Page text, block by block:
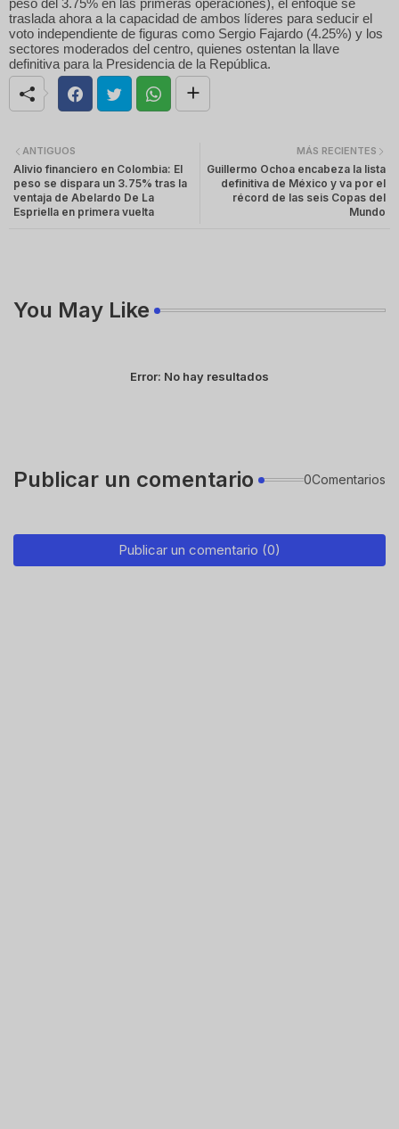
peso del 3.75% en las primeras operaciones), el enfoque se
traslada ahora a la capacidad de ambos líderes para seducir el
voto independiente de figuras como Sergio Fajardo (4.25%) y los
sectores moderados del centro, quienes ostentan la llave
definitiva para la Presidencia de la República.
MÁS RECIENTES
Guillermo Ochoa encabeza la lista
definitiva de México y va por el
récord de las seis Copas del
Mundo
ANTIGUOS
Alivio financiero en Colombia: El
peso se dispara un 3.75% tras la
ventaja de Abelardo De La
Espriella en primera vuelta
You May Like
Error: No hay resultados
Publicar un comentario 0Comentarios
Publicar un comentario (0)